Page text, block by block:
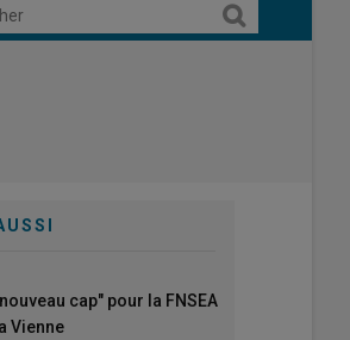
cap" pour la FNSEA
Vienne